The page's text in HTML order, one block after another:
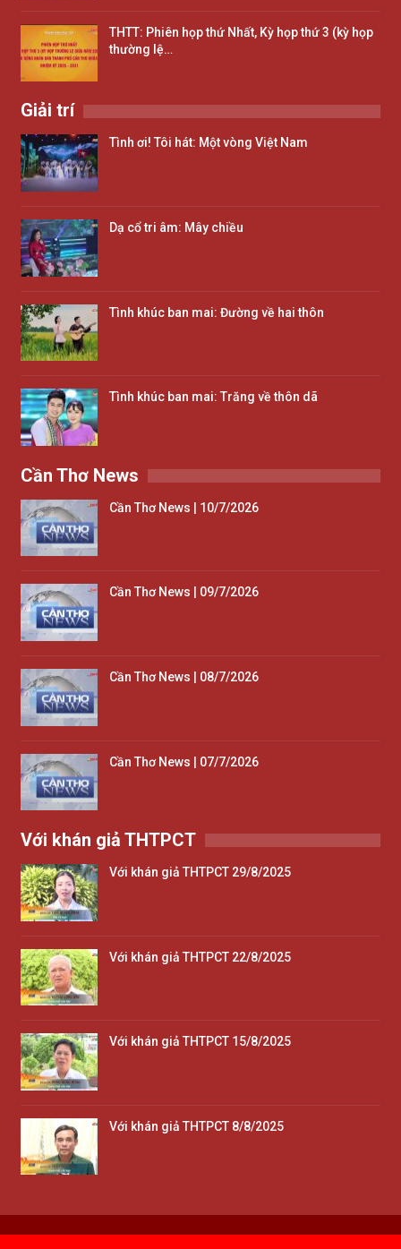
THTT: Phiên họp thứ Nhất, Kỳ họp thứ 3 (kỳ họp
thường lệ…
Giải trí
Tình ơi! Tôi hát: Một vòng Việt Nam
Dạ cổ tri âm: Mây chiều
Tình khúc ban mai: Đường về hai thôn
Tình khúc ban mai: Trăng về thôn dã
Cần Thơ News
Cần Thơ News | 10/7/2026
Cần Thơ News | 09/7/2026
Cần Thơ News | 08/7/2026
Cần Thơ News | 07/7/2026
Với khán giả THTPCT
Với khán giả THTPCT 29/8/2025
Với khán giả THTPCT 22/8/2025
Với khán giả THTPCT 15/8/2025
Với khán giả THTPCT 8/8/2025